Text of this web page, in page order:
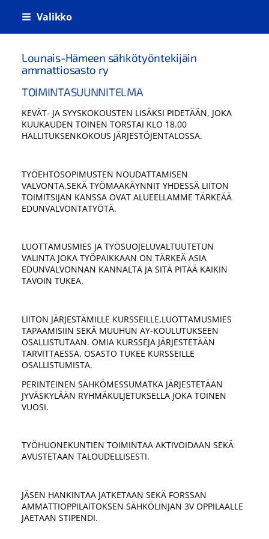
Siirry
sivun
sisältöön
Valikko
Lounais-Hämeen sähkötyöntekijäin
ammattiosasto ry
TOIMINTASUUNNITELMA
KEVÄT- JA SYYSKOKOUSTEN LISÄKSI PIDETÄÄN, JOKA
KUUKAUDEN TOINEN TORSTAI KLO 18.00
HALLITUKSENKOKOUS JÄRJESTÖJENTALOSSA.
TYÖEHTOSOPIMUSTEN NOUDATTAMISEN
VALVONTA,SEKÄ TYÖMAAKÄYNNIT YHDESSÄ LIITON
TOIMITSIJAN KANSSA OVAT ALUEELLAMME TÄRKEÄÄ
EDUNVALVONTATYÖTÄ.
LUOTTAMUSMIES JA TYÖSUOJELUVALTUUTETUN
VALINTA JOKA TYÖPAIKKAAN ON TÄRKEÄ ASIA
EDUNVALVONNAN KANNALTA JA SITÄ PITÄÄ KAIKIN
TAVOIN TUKEA.
LIITON JÄRJESTÄMILLE KURSSEILLE,LUOTTAMUSMIES
TAPAAMISIIN SEKÄ MUUHUN AY-KOULUTUKSEEN
OSALLISTUTAAN. OMIA KURSSEJA JÄRJESTETÄÄN
TARVITTAESSA. OSASTO TUKEE KURSSEILLE
OSALLISTUMISTA.
PERINTEINEN SÄHKÖMESSUMATKA JÄRJESTETÄÄN
JYVÄSKYLÄÄN RYHMÄKULJETUKSELLA JOKA TOINEN
VUOSI.
TYÖHUONEKUNTIEN TOIMINTAA AKTIVOIDAAN SEKÄ
AVUSTETAAN TALOUDELLISESTI.
JÄSEN HANKINTAA JATKETAAN SEKÄ FORSSAN
AMMATTIOPPILAITOKSEN SÄHKÖLINJAN 3V OPPILAALLE
JAETAAN STIPENDI.